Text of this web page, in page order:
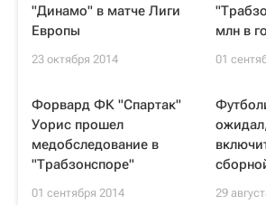
"Динамо" в матче Лиги
Европы
23 октября 2014
млн в
01
Форвард ФК "Спартак"
Уорис прошел
медобследование в
"Трабзонспоре"
01 сентября 2014 29